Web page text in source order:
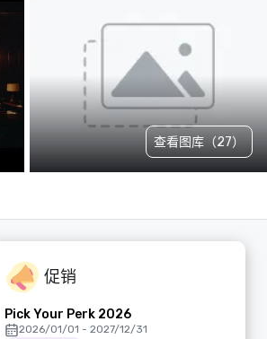
查看图库（27）
促销
Pick Your Perk 2026
2026/01/01 - 2027/12/31